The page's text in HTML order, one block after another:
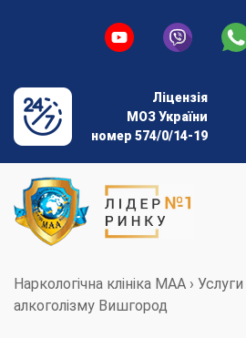
Ліцензія
МОЗ України
номер 574/0/14-19
Наркологічна клініка МАА › Услуги
алкоголізму Вишгород